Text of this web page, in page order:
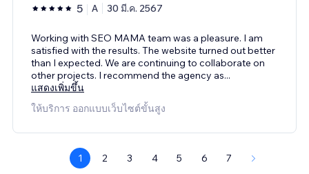
5 A 30 มี.ค. 2567
Working with SEO MAMA team was a pleasure. I am
satisfied with the results. The website turned out better
than I expected. We are continuing to collaborate on
other projects. I recommend the agency as...
แสดงเพิ่มขึ้น
ให้บริการ ออกแบบเว็บไซต์ขั้นสูง
1 2 3 4 5 6 7